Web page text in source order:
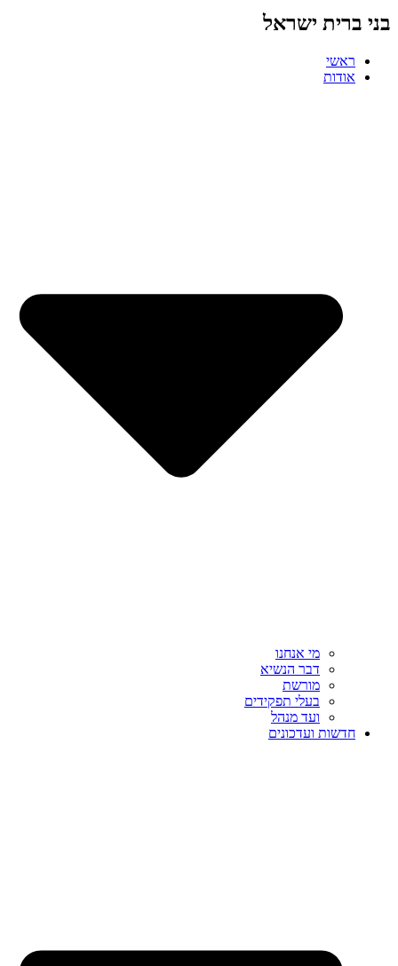
בני ברית ישראל
ראשי
אודות
מי אנחנו
דבר הנשיא
מורשת
בעלי תפקידים
ועד מנהל
חדשות ועדכונים